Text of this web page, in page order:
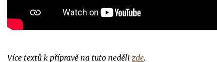
Více textů k přípravě na tuto neděli zde.